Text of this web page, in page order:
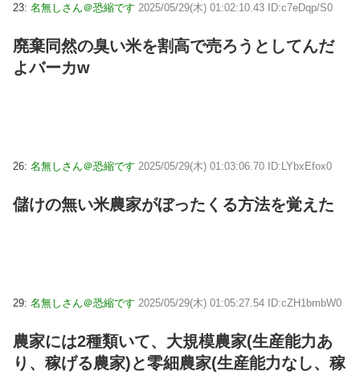
23: 名無しさん＠恐縮です 2025/05/29(木) 01:02:10.43 ID:c7eDqp/S0
廃棄同然の臭い米を割高で売ろうとしてんだ
よバーカw
26: 名無しさん＠恐縮です 2025/05/29(木) 01:03:06.70 ID:LYbxEfox0
儲けの無い米農家がぼったくる方法を覚えた
29: 名無しさん＠恐縮です 2025/05/29(木) 01:05:27.54 ID:cZH1bmbW0
農家には2種類いて、大規模農家(生産能力あ
り、稼げる農家)と零細農家(生産能力なし、稼